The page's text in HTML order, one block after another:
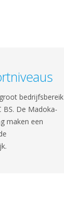
bedrijfsbereik
De Madoka-
maken een